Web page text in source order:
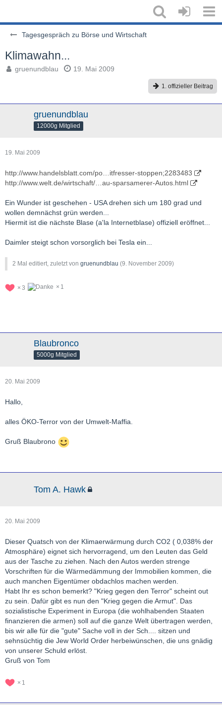
Tagesgespräch zu Börse und Wirtschaft
Klimawahn...
gruenundblau 19. Mai 2009
1. offizieller Beitrag
gruenundblau
12000g Mitglied
19. Mai 2009
http://www.handelsblatt.com/po…itfresser-stoppen;2283483
http://www.welt.de/wirtschaft/…au-sparsamerer-Autos.html
Ein Wunder ist geschehen - USA drehen sich um 180 grad und
wollen demnächst grün werden...
Hiermit ist die nächste Blase (a'la Internetblase) offiziell eröffnet...
Daimler steigt schon vorsorglich bei Tesla ein...
2 Mal editiert, zuletzt von gruenundblau (9. November 2009)
3 1
Blaubronco
5000g Mitglied
20. Mai 2009
Hallo,
alles ÖKO-Terror von der Umwelt-Maffia.
Gruß Blaubrono
Tom A. Hawk
20. Mai 2009
Dieser Quatsch von der Klimaerwärmung durch CO2 ( 0,038% der
Atmosphäre) eignet sich hervorragend, um den Leuten das Geld
aus der Tasche zu ziehen. Nach den Autos werden strenge
Vorschriften für die Wärmedämmung der Immobilien kommen, die
auch manchen Eigentümer obdachlos machen werden.
Habt Ihr es schon bemerkt? "Krieg gegen den Terror" scheint out
zu sein. Dafür gibt es nun den "Krieg gegen die Armut". Das
sozialistische Experiment in Europa (die wohlhabenden Staaten
finanzieren die armen) soll auf die ganze Welt übertragen werden,
bis wir alle für die "gute" Sache voll in der Sch.... sitzen und
sehnsüchtig die Jew World Order herbeiwünschen, die uns gnädig
von unserer Schuld erlöst.
Gruß von Tom
1